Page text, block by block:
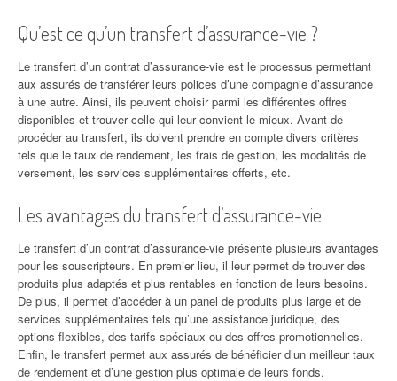
Qu’est ce qu’un transfert d’assurance-vie ?
Le transfert d’un contrat d’assurance-vie est le processus permettant
aux assurés de transférer leurs polices d’une compagnie d’assurance
à une autre. Ainsi, ils peuvent choisir parmi les différentes offres
disponibles et trouver celle qui leur convient le mieux. Avant de
procéder au transfert, ils doivent prendre en compte divers critères
tels que le taux de rendement, les frais de gestion, les modalités de
versement, les services supplémentaires offerts, etc.
Les avantages du transfert d’assurance-vie
Le transfert d’un contrat d’assurance-vie présente plusieurs avantages
pour les souscripteurs. En premier lieu, il leur permet de trouver des
produits plus adaptés et plus rentables en fonction de leurs besoins.
De plus, il permet d’accéder à un panel de produits plus large et de
services supplémentaires tels qu’une assistance juridique, des
options flexibles, des tarifs spéciaux ou des offres promotionnelles.
Enfin, le transfert permet aux assurés de bénéficier d’un meilleur taux
de rendement et d’une gestion plus optimale de leurs fonds.